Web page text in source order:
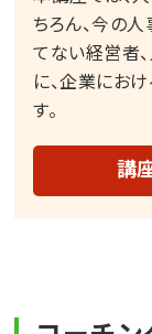
ちろん、今の
てない経営者
に、企業にお
す。
講